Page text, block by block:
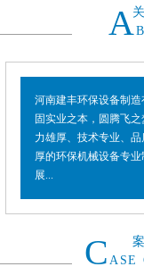
A
河南建丰环保设备制
固实业之本，圆腾飞
力雄厚、技术专业、
厚的环保机械设备专
展...
C ASE